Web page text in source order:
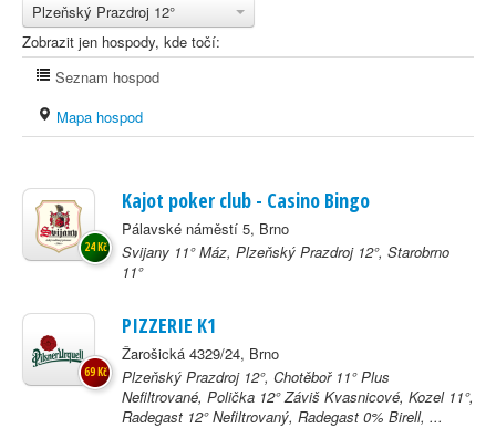
Plzeňský Prazdroj 12°
Zobrazit jen hospody, kde točí:
Seznam hospod
Mapa hospod
Kajot poker club - Casino Bingo
Pálavské náměstí 5, Brno
Svijany 11° Máz, Plzeňský Prazdroj 12°, Starobrno
11°
24 Kč
PIZZERIE K1
Žarošická 4329/24, Brno
Plzeňský Prazdroj 12°, Chotěboř 11° Plus
Nefiltrované, Polička 12° Záviš Kvasnicové, Kozel 11°,
Radegast 12° Nefiltrovaný, Radegast 0% Birell, ...
69 Kč